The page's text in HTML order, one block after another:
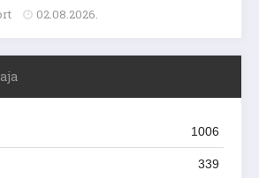
02.08.2026.
1006
339